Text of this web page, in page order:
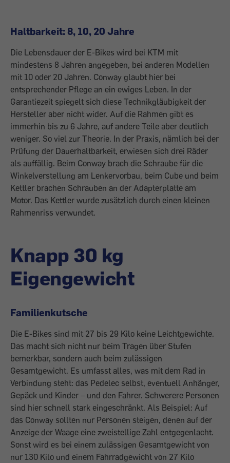
Haltbarkeit: 8, 10, 20 Jahre
Die Lebensdauer der E-Bikes wird bei KTM mit
mindestens 8 Jahren angegeben, bei anderen Modellen
mit 10 oder 20 Jahren. Conway glaubt hier bei
entsprechender Pflege an ein ewiges Leben. In der
Garantie­zeit spiegelt sich diese Technikgläubigkeit der
Hersteller aber nicht wider. Auf die Rahmen gibt es
immerhin bis zu 6 Jahre, auf andere Teile aber deutlich
weniger. So viel zur Theorie. In der Praxis, nämlich bei der
Prüfung der Dauerhaltbarkeit, erwiesen sich drei Räder
als auffällig. Beim Conway brach die Schraube für die
Winkelverstel­lung am Lenkervorbau, beim Cube und beim
Kettler brachen Schrauben an der Adapterplatte am
Motor. Das Kettler wurde zusätzlich durch einen kleinen
Rahmenriss verwundet.
Knapp 30 kg
Eigengewicht
Familienkutsche
Die E-Bikes sind mit 27 bis 29 Kilo keine Leichtgewichte.
Das macht sich nicht nur beim Tragen über Stufen
bemerkbar, son­dern auch beim zulässigen
Gesamtgewicht. Es umfasst alles, was mit dem Rad in
Ver­bindung steht: das Pedelec selbst, eventuell Anhänger,
Gepäck und Kinder – und den Fahrer. Schwerere Personen
sind hier schnell stark eingeschränkt. Als Beispiel: Auf
das Conway sollten nur Personen steigen, denen auf der
Anzeige der Waage eine zweistellige Zahl entgegenlacht.
Sonst wird es bei einem zulässigen Gesamtgewicht von
nur 130 Kilo und einem Fahr­radgewicht von 27 Kilo